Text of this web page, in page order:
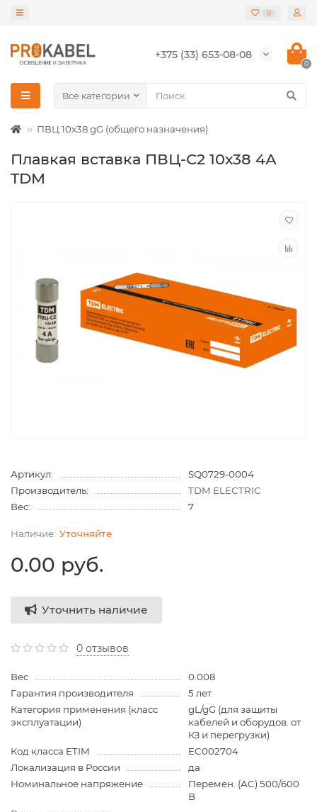
0
+375 (33) 653-08-08
0
Все категории
ПВЦ 10x38 gG (общего назначения)
Плавкая вставка ПВЦ-С2 10х38 4А
TDM
Артикул:
SQ0729-0004
Производитель:
TDM ELECTRIC
Вес:
7
Уточняйте
0.00 руб.
Уточнить наличие
0 отзывов
Вес
0.008
Гарантия производителя
5 лет
Категория применения (класс
эксплуатации)
gL/gG (для защиты
кабелей и оборудов. от
КЗ и перегрузки)
Код класса ETIM
EC002704
Локализация в России
да
Номинальное напряжение
Перемен. (AC) 500/600
В